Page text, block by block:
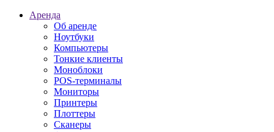
Аренда
Об аренде
Ноутбуки
Компьютеры
Тонкие клиенты
Моноблоки
POS-терминалы
Мониторы
Принтеры
Плоттеры
Сканеры